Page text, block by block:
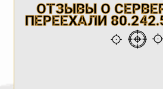
ОТЗЫВЫ О
ПЕРЕЕХАЛИ